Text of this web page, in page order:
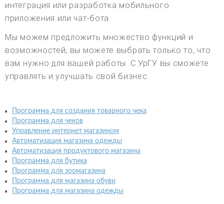
интеграция или разработка мобильного
приложения или чат-бота.
Мы можем предложить множество функций и
возможностей, вы можете выбрать только то, что
вам нужно для вашей работы. С УрГУ вы сможете
управлять и улучшать свой бизнес.
Программа для создания товарного чека
Программа для чеков
Управление интернет магазином
Автоматизация магазина одежды
Автоматизация продуктового магазина
Программа для бутика
Программа для зоомагазина
Программа для магазина обуви
Программа для магазина одежды